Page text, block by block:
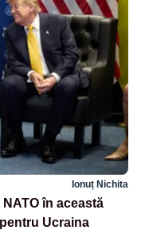
Ionuț Nichita
în această
Ucraina